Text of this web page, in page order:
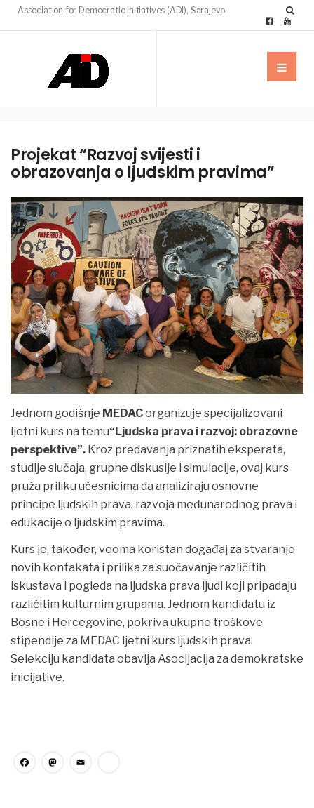
Association for Democratic Initiatives (ADI), Sarajevo
Projekat “Razvoj svijesti i
obrazovanja o ljudskim pravima”
PROJEKTI
VIJESTI
Jednom godišnje MEDACorganizuje specijalizovani
ljetni kurs na temu“Ljudska prava i razvoj: obrazovne
perspektive”. Kroz predavanja priznatih eksperata,
studije slučaja, grupne diskusije i simulacije, ovaj kurs
pruža priliku učesnicima da analiziraju osnovne
principe ljudskih prava, razvoja međunarodnog prava i
edukacije o ljudskim pravima.
Kurs je, također, veoma koristan događaj za stvaranje
novih kontakata i prilika za suočavanje različitih
iskustava i pogleda na ljudska prava ljudi koji pripadaju
različitim kulturnim grupama. Jednom kandidatu iz
Bosne i Hercegovine, pokriva ukupne troškove
stipendije za MEDAC ljetni kurs ljudskih prava.
Selekciju kandidata obavlja Asocijacija za demokratske
inicijative.
Facebook
Mastodon